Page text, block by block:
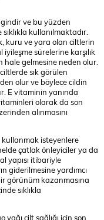
ve bu yüzden
kullanılmaktadır.
kuru ve yara olan ciltlerin
sürelerine karşılık
hale gelmesine neden olur.
sık görülen
olur ve böylece cildin
E vitaminin yanında
olarak da son
alınmasını
isteyenlere
çatlak önleyiciler ya da
yapısı itibariyle
giderilmesine yardımcı
görünüm kazanmasına
sıklıkla
yağı cilt sağlığı için son